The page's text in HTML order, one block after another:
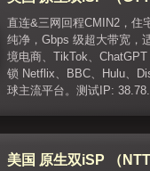
直连&三网回程CMIN2，住
纯净，Gbps 级超大带宽，
境电商、TikTok、
锁 Netflix、BBC、Hulu、
球主流平台。测试IP:
美国 原生双iSP （